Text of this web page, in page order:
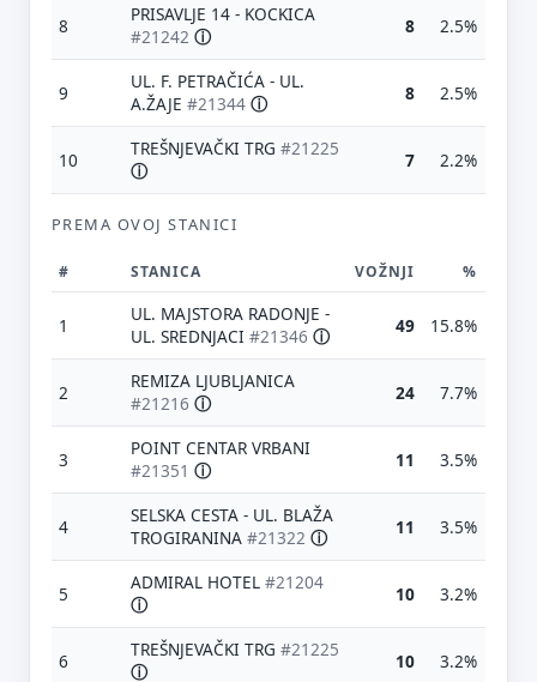
8
PRISAVLJE 14 - KOCKICA
#21242 ⓘ 8 2.5%
9
UL. F. PETRAČIĆA - UL.
A.ŽAJE #21344 ⓘ 8 2.5%
10
TREŠNJEVAČKI TRG #21225
ⓘ
7 2.2%
PREMA OVOJ STANICI
# STANICA VOŽNJI %
1
UL. MAJSTORA RADONJE -
UL. SREDNJACI #21346 ⓘ 49 15.8%
2
REMIZA LJUBLJANICA
#21216 ⓘ 24 7.7%
3
POINT CENTAR VRBANI
#21351 ⓘ 11 3.5%
4
SELSKA CESTA - UL. BLAŽA
TROGIRANINA #21322 ⓘ 11 3.5%
5
ADMIRAL HOTEL #21204
ⓘ
10 3.2%
6
TREŠNJEVAČKI TRG #21225
ⓘ
10 3.2%